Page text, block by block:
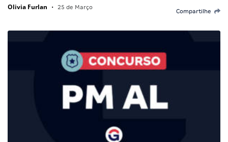
Olivia Furlan • 25 de Março
Compartilhe